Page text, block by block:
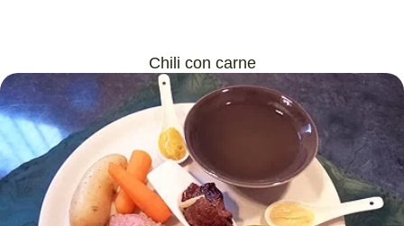
Chili con carne